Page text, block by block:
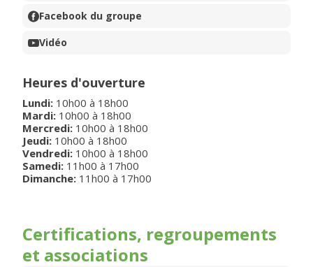
Facebook du groupe
Vidéo
Heures d'ouverture
Lundi: 10h00 à 18h00
Mardi: 10h00 à 18h00
Mercredi: 10h00 à 18h00
Jeudi: 10h00 à 18h00
Vendredi: 10h00 à 18h00
Samedi: 11h00 à 17h00
Dimanche: 11h00 à 17h00
Certifications, regroupements
et associations